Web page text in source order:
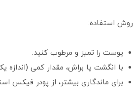
روش استفاده:
پوست را تمیز و مرطوب کنید.
با انگشت یا براش، مقدار کمی
برای ماندگاری بیشتر، از پودر فیکس